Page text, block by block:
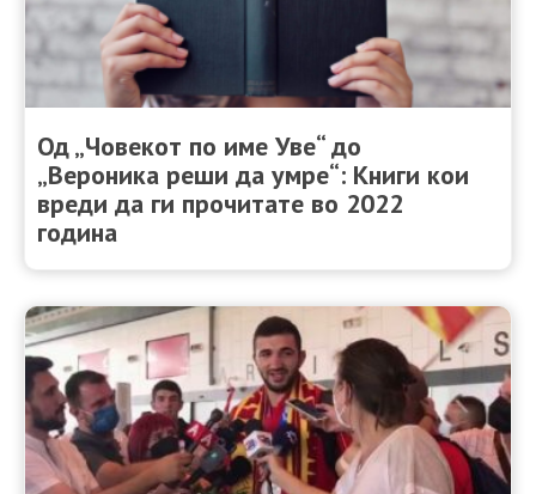
Од „Човекот по име Уве“ до
„Вероника реши да умре“: Книги кои
вреди да ги прочитате во 2022
година